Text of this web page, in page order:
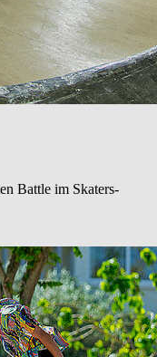
Battle im Skaters-